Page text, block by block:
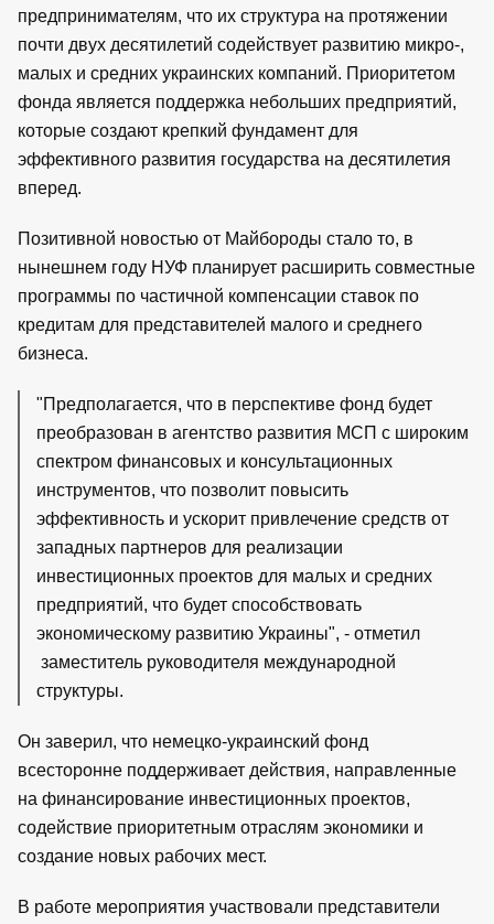
предпринимателям, что их структура на протяжении
почти двух десятилетий содействует развитию микро-,
малых и средних украинских компаний. Приоритетом
фонда является поддержка небольших предприятий,
которые создают крепкий фундамент для
эффективного развития государства на десятилетия
вперед.
Позитивной новостью от Майбороды стало то, в
нынешнем году НУФ планирует расширить совместные
программы по частичной компенсации ставок по
кредитам для представителей малого и среднего
бизнеса.
"Предполагается, что в перспективе фонд будет
преобразован в агентство развития МСП с широким
спектром финансовых и консультационных
инструментов, что позволит повысить
эффективность и ускорит привлечение средств от
западных партнеров для реализации
инвестиционных проектов для малых и средних
предприятий, что будет способствовать
экономическому развитию Украины", - отметил
заместитель руководителя международной
структуры.
Он заверил, что немецко-украинский фонд
всесторонне поддерживает действия, направленные
на финансирование инвестиционных проектов,
содействие приоритетным отраслям экономики и
создание новых рабочих мест.
В работе мероприятия участвовали представители